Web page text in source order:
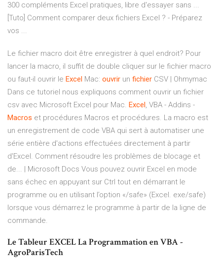
300 compléments Excel pratiques, libre d'essayer sans ...
[Tuto] Comment comparer deux fichiers Excel ? - Préparez
vos ...
Le fichier macro doit être enregistrer à quel endroit? Pour
lancer la macro, il suffit de double cliquer sur le fichier macro
ou faut-il ouvrir le Excel Mac: ouvrir un fichier CSV | Ohmymac
Dans ce tutoriel nous expliquons comment ouvrir un fichier
csv avec Microsoft Excel pour Mac. Excel , VBA - Addins -
Macros et procédures Macros et procédures. La macro est
un enregistrement de code VBA qui sert à automatiser une
série entière d'actions effectuées directement à partir
d'Excel. Comment résoudre les problèmes de blocage et
de... | Microsoft Docs Vous pouvez ouvrir Excel en mode
sans échec en appuyant sur Ctrl tout en démarrant le
programme ou en utilisant l’option «/safe» (Excel. exe/safe)
lorsque vous démarrez le programme à partir de la ligne de
commande.
Le Tableur EXCEL La Programmation en VBA -
AgroParisTech